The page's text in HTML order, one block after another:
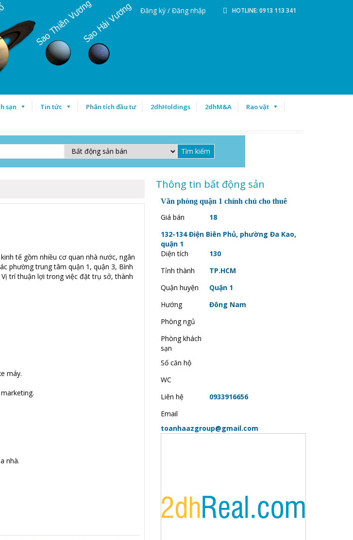
HOTLINE: 0913 113 341
Đăng ký / Đăng nhập
sạn Tin tức Phân tích đầu tư 2dhHoldings 2dhM&A
Rao vặt
tế gồm nhiều cơ quan nhà nước, ngân
phường trung tâm quận 1, quận 3, Bình
trí thuận lợi trong việc đặt trụ sở, thành
máy.
nhà.
Thông tin bất động sản
Văn phòng quận 1 chính chủ cho thuê
Giá bán
18
132-134 Điện Biên Phủ, phường Đa Kao,
quận 1
Diện tích
130
Tỉnh thành
TP.HCM
Quận huyện
Quận 1
Hướng
Đông Nam
Phòng ngủ
Phòng khách
sạn
Số căn hộ
WC
Liên hệ
0933916656
Email
toanhaazgroup@gmail.com